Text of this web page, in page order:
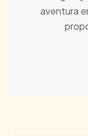
aventura